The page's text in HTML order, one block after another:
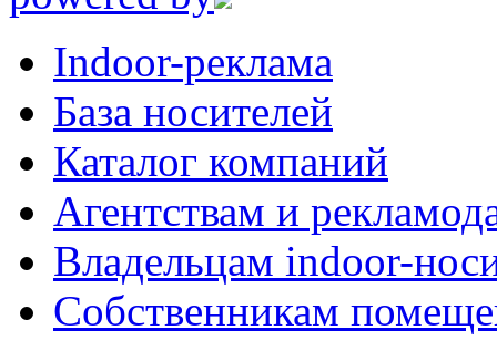
Indoor-реклама
База носителей
Каталог компаний
Агентствам и
Владельцам indoor-
Собственникам